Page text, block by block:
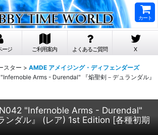
カート
ージ ご利用案内 よくあるご質問 X
スター > AMDE アメイジング・ディフェンダーズ
Arms - Durendal" 『焔聖剣－デュランダル』
"Infernoble Arms - Durendal"
ンダル』 (レア) 1st Edition [各種初期